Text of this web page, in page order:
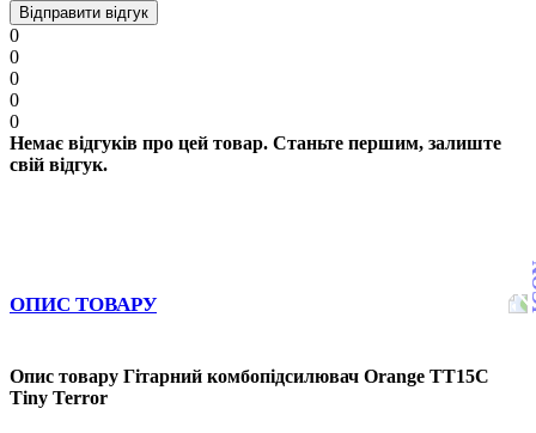
Відправити відгук
0
0
0
0
0
Немає відгуків про цей товар. Станьте першим, залиште
свій відгук.
ОПИС ТОВАРУ
Опис товару Гітарний комбопідсилювач Orange TT15C
Tiny Terror